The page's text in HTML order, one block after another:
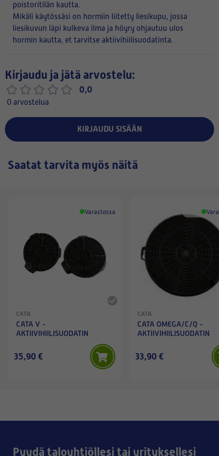
poistoritilän kautta.
Mikäli käytössäsi on hormiin liitetty liesikupu, jossa
liesikuvun läpi kulkeva ilma ja höyry ohjautuu ulos
hormin kautta, et tarvitse aktiivihiilisuodatinta.
Kirjaudu ja jätä arvostelu:
0,0
0 arvostelua
KIRJAUDU SISÄÄN
Saatat tarvita myös näitä
Varastossa
CATA
CATA V -
AKTIIVIHIILISUODATIN
35,90 €
CATA
CATA OMEGA/C/Q -
AKTIIVIHIILISUODATIN
33,90 €
Pyydä taloyhtiöllesi tai yrityksellesi